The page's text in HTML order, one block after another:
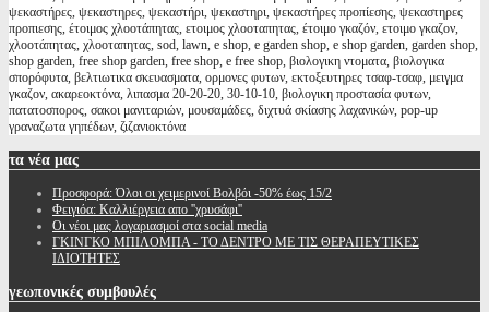
ψεκαστήρες, ψεκαστηρες, ψεκαστήρι, ψεκαστηρι, ψεκαστήρες προπίεσης, ψεκαστηρες
προπιεσης, έτοιμος χλοοτάπητας, ετοιμος χλοοταπητας, έτοιμο γκαζόν, ετοιμο γκαζον,
χλοοτάπητας, χλοοταπητας, sod, lawn, e shop, e garden shop, e shop garden, garden shop,
shop garden, free shop garden, free shop, e free shop, βιολογικη ντοματα, βιολογικα
σπορόφυτα, βελτιωτικα σκευασματα, ορμονες φυτων, εκτοξευτηρες τσαφ-τσαφ, μειγμα
γκαζον, ακαρεοκτόνα, λιπασμα 20-20-20, 30-10-10, βιολογικη προστασία φυτων,
πατατοσπορος, σακοι μανιταριών, μουσαμάδες, διχτυά σκίασης λαχανικών, pop-up
γραναζωτα γηπέδων, ζιζανιοκτόνα
τα νέα μας
Προσφορά: Όλοι οι χειμερινοί Βολβόι -50% έως 15/2
Φειγιόα: Καλλιέργεια απο ''χρυσάφι''
Oι νέοι μας λογαριασμοί στα social media
ΓΚΙΝΓΚΟ ΜΠΙΛΟΜΠΑ - ΤΟ ΔΕΝΤΡΟ ΜΕ ΤΙΣ ΘΕΡΑΠΕΥΤΙΚΕΣ
ΙΔΙΟΤΗΤΕΣ
γεωπονικές συμβουλές